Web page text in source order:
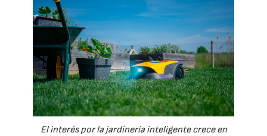
El interés por la jardinería inteligente crece en